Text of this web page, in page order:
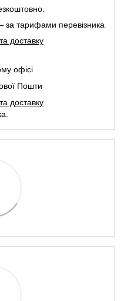
тарифами перевізника
доставку
офісі
Пошти
доставку